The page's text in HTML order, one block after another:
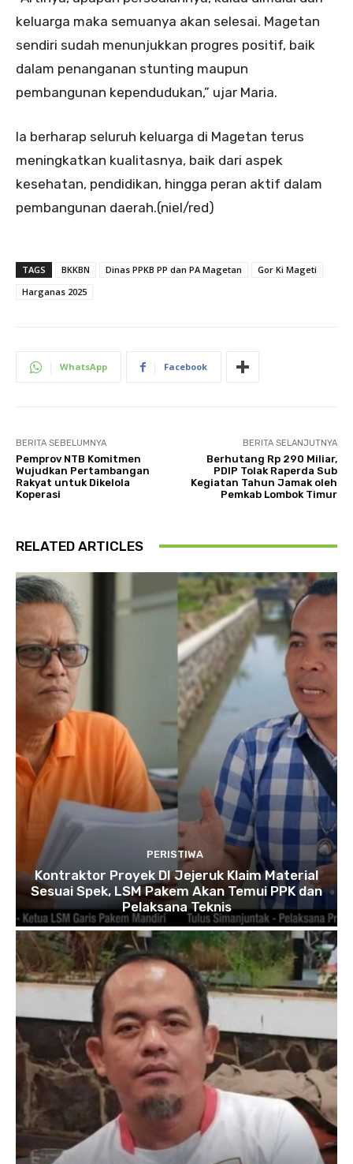
keluarga maka semuanya akan selesai. Magetan
sendiri sudah menunjukkan progres positif, baik
dalam penanganan stunting maupun
pembangunan kependudukan,” ujar Maria.
Ia berharap seluruh keluarga di Magetan terus
meningkatkan kualitasnya, baik dari aspek
kesehatan, pendidikan, hingga peran aktif dalam
pembangunan daerah.(niel/red)
TAGS BKKBN Dinas PPKB PP dan PA Magetan
Gor Ki Mageti
Harganas 2025
WhatsApp Facebook
BERITA SEBELUMNYA
Pemprov NTB Komitmen
Wujudkan Pertambangan
Rakyat untuk Dikelola
Koperasi
BERITA SELANJUTNYA
Berhutang Rp 290 Miliar,
PDIP Tolak Raperda Sub
Kegiatan Tahun Jamak oleh
Pemkab Lombok Timur
RELATED ARTICLES
PERISTIWA
Kontraktor Proyek DI Jejeruk Klaim Material
Sesuai Spek, LSM Pakem Akan Temui PPK dan
Pelaksana Teknis